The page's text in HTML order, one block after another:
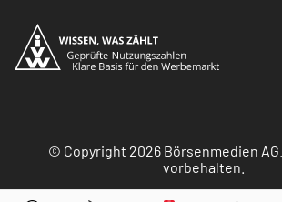
© Copyright 2026 Börsenmedien
vorbehalten.